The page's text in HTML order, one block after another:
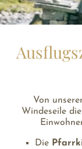
Von
Windeseile
Die